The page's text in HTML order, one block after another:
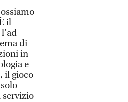
il
di
in
e
il gioco
servizio